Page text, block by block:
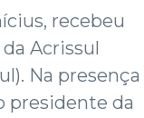
recebeu
Acrissul
Na presença
presidente da